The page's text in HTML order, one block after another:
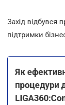
Захід відбувся
підтримки
Як
процедури